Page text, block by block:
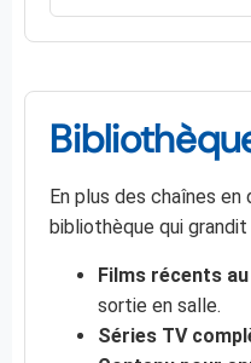
En plus des chaînes
bibliothèque qui
Films récents
sortie en salle.
Séries TV